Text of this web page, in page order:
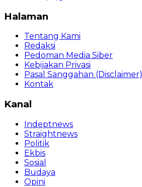
Halaman
Tentang Kami
Redaksi
Pedoman Media Siber
Kebijakan Privasi
Pasal Sanggahan (Disclaimer)
Kontak
Kanal
Indeptnews
Straightnews
Politik
Ekbis
Sosial
Budaya
Opini